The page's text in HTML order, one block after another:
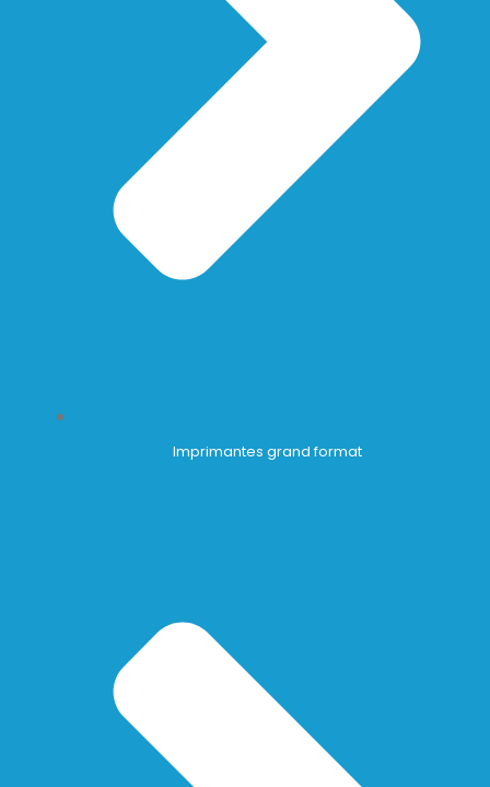
Imprimantes grand format